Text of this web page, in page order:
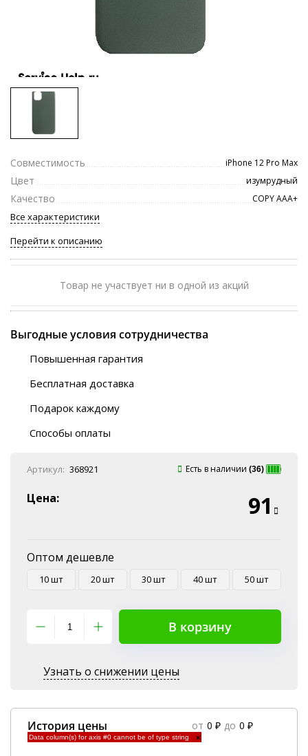
Совместимость iPhone 12 Pro Max
Цвет изумрудный
Качество COPY ААА+
Все характеристики
Перейти к описанию
Товар не участвует ни в одной из акций
Выгодные условия сотрудничества
Повышенная гарантия
Бесплатная доставка
Автобусы (по ЮФО)
“BlaBlaCar” (по ЮФО)
Подарок каждому
Способы оплаты
Наличные
Эквайринг
Артикул: 368921 Есть в наличии (36)
Цена: 91
Оптом дешевле
10 шт 20 шт 30 шт 40 шт 50 шт
В корзину
Узнать о снижении цены
История цены от 0 ₽ до 0 ₽
Data column(s) for axis #0 cannot be of type string ×